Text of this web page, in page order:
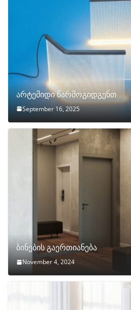
არტემიდი წარმოგიდგენთ
September 16, 2025
ბინების გაერთიანება
November 4, 2024